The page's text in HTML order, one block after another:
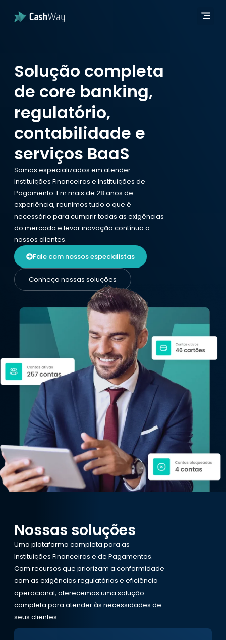
Solução completa
de core banking,
regulatório,
contabilidade e
serviços BaaS
Somos especializados em atender
Instituições Financeiras e Instituições de
Pagamento. Em mais de 28 anos de
experiência, reunimos tudo o que é
necessário para cumprir todas as exigências
do mercado e levar inovação contínua a
nossos clientes.
Fale com nossos especialistas
Conheça nossas soluções
Nossas soluções
Uma plataforma completa para as
Instituições Financeiras e de Pagamentos.
Com recursos que priorizam a conformidade
com as exigências regulatórias e eficiência
operacional, oferecemos uma solução
completa para atender às necessidades de
seus clientes.